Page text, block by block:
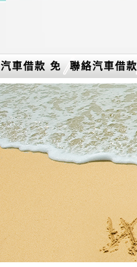
汽車借款 免
留車介紹
聯絡汽車借款